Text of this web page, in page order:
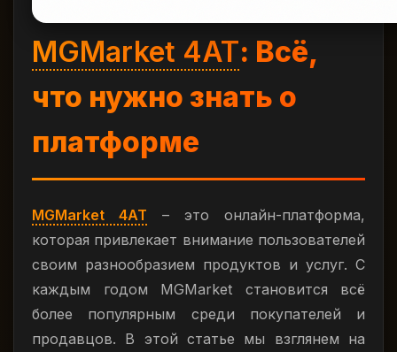
MGMarket 4AT: Всё,
что нужно знать о
платформе
MGMarket 4AT – это онлайн-платформа,
которая привлекает внимание пользователей
своим разнообразием продуктов и услуг. С
каждым годом MGMarket становится всё
более популярным среди покупателей и
продавцов. В этой статье мы взглянем на